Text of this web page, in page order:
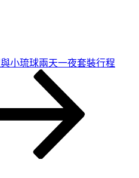
小琉球兩天一夜套裝行程